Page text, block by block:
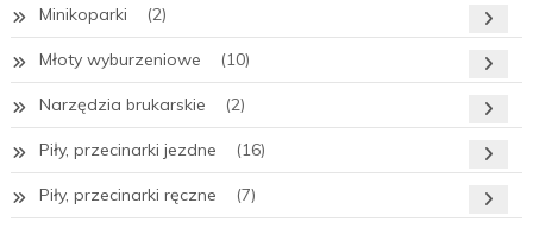
Minikoparki (2)
Młoty wyburzeniowe (10)
Narzędzia brukarskie (2)
Piły, przecinarki jezdne (16)
Piły, przecinarki ręczne (7)